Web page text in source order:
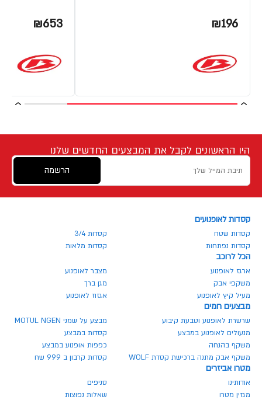
₪196
₪653
היו הראשונים לקבל את המבצעים החדשים שלנו
הרשמה
קסדות לאופנועים
קסדות שטח
קסדות 3/4
קסדות נפתחות
קסדות מלאות
הכל לרוכב
ארגז לאופנוע
מצבר לאופנוע
משקפי אבק
מגן ברך
מעיל קיץ לאופנוע
אגזוז לאופנוע
מבצעים חמים
שרשרת לאופנוע וטבעת קיבוע
מבצע על שמני MOTUL NGEN
מנעולים לאופנוע במבצע
קסדות במבצע
משקף בהנחה
כפפות אופנוע במבצע
משקף אבק מתנה ברכישת קסדת WOLF
קסדות קרבון ב 999 שח
מטרו אביזרים
אודותינו
סניפים
מגזין מטרו
שאלות נפוצות